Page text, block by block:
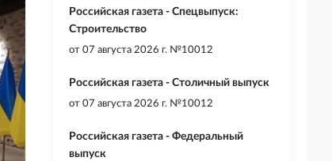
Российская газета - Спецвыпуск:
Строительство
от 07 августа 2026 г. №10012
Российская газета - Столичный выпуск
от 07 августа 2026 г. №10012
Российская газета - Федеральный
выпуск